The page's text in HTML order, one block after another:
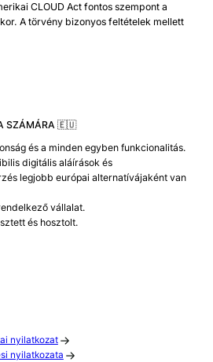
CLOUD Act fontos szempont a
A törvény bizonyos feltételek mellett
SZÁMÁRA 🇪🇺
és a minden egyben funkcionalitás.
digitális aláírások és
legjobb európai alternatívájaként van
vállalat.
és hosztolt.
nyilatkozat
nyilatkozata